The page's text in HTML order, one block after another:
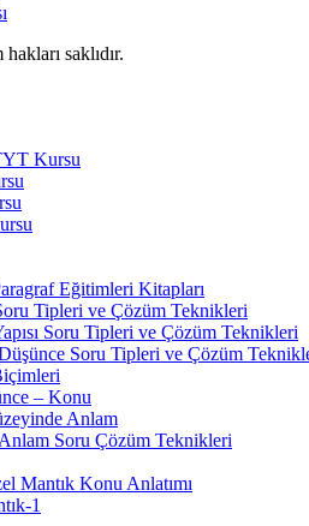
saklıdır.
Kursu
Eğitimleri Kitapları
Tipleri ve Çözüm Teknikleri
Soru Tipleri ve Çözüm Teknikleri
Düşünce Soru Tipleri ve Çözüm
– Konu
Anlam
Soru Çözüm Teknikleri
Mantık Konu Anlatımı
1